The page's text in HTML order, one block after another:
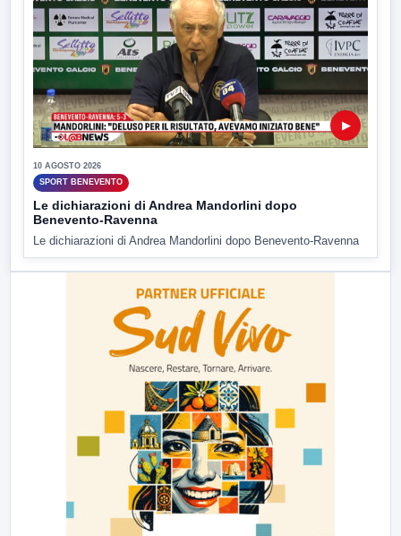
▶
10 AGOSTO 2026
SPORT BENEVENTO
Le dichiarazioni di Andrea Mandorlini dopo
Benevento-Ravenna
Le dichiarazioni di Andrea Mandorlini dopo Benevento-Ravenna